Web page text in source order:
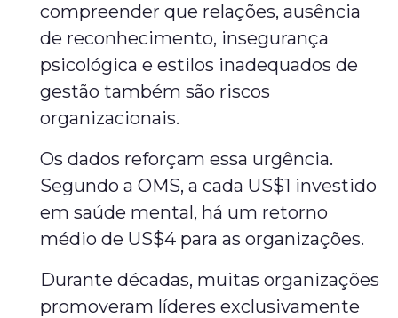
compreender que relações, ausência
de reconhecimento, insegurança
psicológica e estilos inadequados de
gestão também são riscos
organizacionais.
Os dados reforçam essa urgência.
Segundo a OMS, a cada US$1 investido
em saúde mental, há um retorno
médio de US$4 para as organizações.
Durante décadas, muitas organizações
promoveram líderes exclusivamente